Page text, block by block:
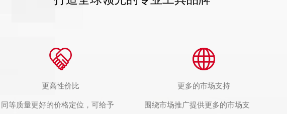
更高性价比
同等质量更好的价格定位，可给予
更多的市场支持
围绕市场推广提供更多的市场支